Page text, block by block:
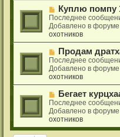
и
е
о
б
щ
е
н
и
е
Н
о
в
о
е
с
о
о
б
щ
е
н
и
е
Куплю помпу
Последнее
Добавлено в форуме
охотников
Н
о
в
о
е
с
о
о
б
щ
е
Продам
Последнее
Добавлено в форуме
охотников
Н
о
в
о
е
Бегает
Последнее
Добавлено в форуме
охотников